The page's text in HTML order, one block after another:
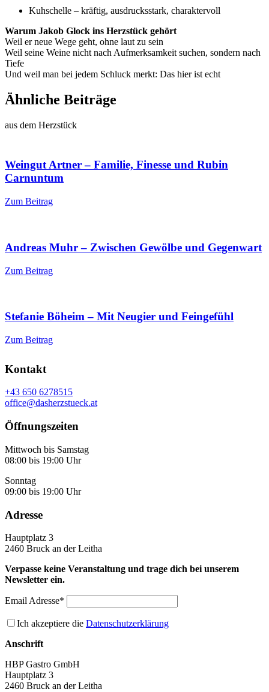
Kuhschelle – kräftig, ausdrucksstark, charaktervoll
Warum Jakob Glock ins Herzstück gehört
Weil er neue Wege geht, ohne laut zu sein
Weil seine Weine nicht nach Aufmerksamkeit suchen, sondern nach
Tiefe
Und weil man bei jedem Schluck merkt: Das hier ist echt
Ähnliche Beiträge
aus dem Herzstück
Weingut Artner – Familie, Finesse und Rubin
Carnuntum
Zum Beitrag
Andreas Muhr – Zwischen Gewölbe und Gegenwart
Zum Beitrag
Stefanie Böheim – Mit Neugier und Feingefühl
Zum Beitrag
Kontakt
+43 650 6278515
office@dasherzstueck.at
Öffnungszeiten
Mittwoch bis Samstag
08:00 bis 19:00 Uhr
Sonntag
09:00 bis 19:00 Uhr
Adresse
Hauptplatz 3
2460 Bruck an der Leitha
Verpasse keine Veranstaltung und trage dich bei unserem
Newsletter ein.
Email Adresse*
Ich akzeptiere die Datenschutzerklärung
Anschrift
HBP Gastro GmbH
Hauptplatz 3
2460 Bruck an der Leitha